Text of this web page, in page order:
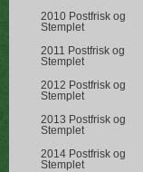
2010 Postfrisk og
Stemplet
2011 Postfrisk og
Stemplet
2012 Postfrisk og
Stemplet
2013 Postfrisk og
Stemplet
2014 Postfrisk og
Stemplet